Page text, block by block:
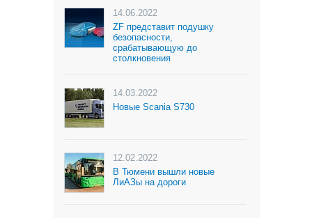
14.06.2022
ZF представит подушку
безопасности,
срабатывающую до
столкновения
14.03.2022
Новые Scania S730
12.02.2022
В Тюмени вышли новые
ЛиАЗы на дороги